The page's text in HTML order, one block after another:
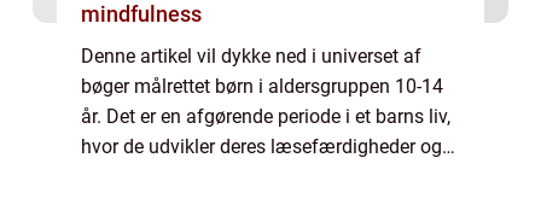
mindfulness
Denne artikel vil dykke ned i universet af
bøger målrettet børn i aldersgruppen 10-14
år. Det er en afgørende periode i et barns liv,
hvor de udvikler deres læsefærdigheder og